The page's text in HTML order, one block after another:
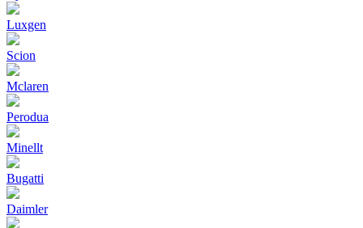
Luxgen
Scion
Mclaren
Perodua
Minellt
Bugatti
Daimler